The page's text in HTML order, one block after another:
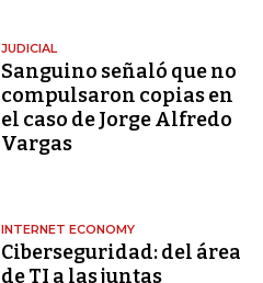
JUDICIAL
Sanguino señaló que no
compulsaron copias en
el caso de Jorge Alfredo
Vargas
INTERNET ECONOMY
Ciberseguridad: del área
de TI a las juntas